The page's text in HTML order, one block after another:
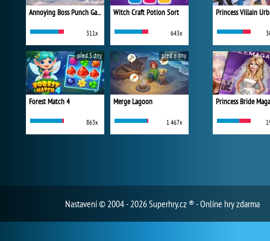
Annoying Boss Punch Game
311x
Witch Craft Potion Sort
643x
Forest Match 4
863x
před 5 dny
Merge Lagoon
1 467x
před 6 dny
Princess Bride
Nastavení© 2004 - 2026 Superhry.cz ® - Online hry zdarma